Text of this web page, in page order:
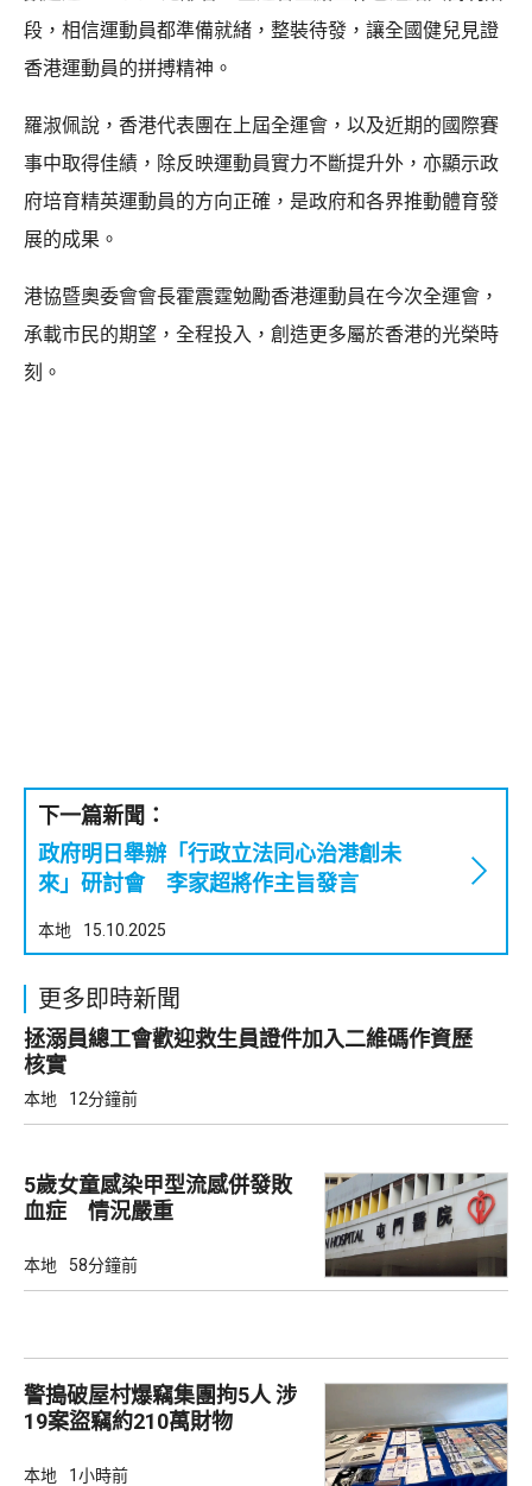
段，相信運動員都準備就緒，整裝待發，讓全國健兒見證
香港運動員的拼搏精神。
羅淑佩說，香港代表團在上屆全運會，以及近期的國際賽
事中取得佳績，除反映運動員實力不斷提升外，亦顯示政
府培育精英運動員的方向正確，是政府和各界推動體育發
展的成果。
港協暨奧委會會長霍震霆勉勵香港運動員在今次全運會，
承載市民的期望，全程投入，創造更多屬於香港的光榮時
刻。
下一篇新聞：
政府明日舉辦「行政立法同心治港創未
來」研討會 李家超將作主旨發言
本地 15.10.2025
更多即時新聞
拯溺員總工會歡迎救生員證件加入二維碼作資歷
核實
本地 12分鐘前
5歲女童感染甲型流感併發敗
血症 情況嚴重
本地 58分鐘前
警搗破屋村爆竊集團拘5人 涉
19案盜竊約210萬財物
本地 1小時前